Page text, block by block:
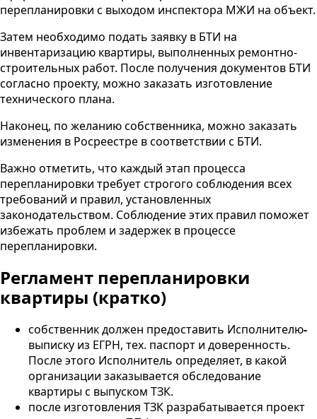
перепланировки с выходом инспектора МЖИ на объект.
Затем необходимо подать заявку в БТИ на
инвентаризацию квартиры, выполненных ремонтно-
строительных работ. После получения документов БТИ
согласно проекту, можно заказать изготовление
технического плана.
Наконец, по желанию собственника, можно заказать
изменения в Росреестре в соответствии с БТИ.
Важно отметить, что каждый этап процесса
перепланировки требует строгого соблюдения всех
требований и правил, установленных
законодательством. Соблюдение этих правил поможет
избежать проблем и задержек в процессе
перепланировки.
Регламент перепланировки
квартиры (кратко)
собственник должен предоставить Исполнителю-
выписку из ЕГРН, тех. паспорт и доверенность.
После этого Исполнитель определяет, в какой
организации заказывается обследование
квартиры с выпуском ТЗК.
после изготовления ТЗК разрабатывается проект